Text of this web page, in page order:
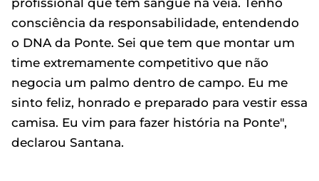
profissional que tem sangue na veia. Tenho
consciência da responsabilidade, entendendo
o DNA da Ponte. Sei que tem que montar um
time extremamente competitivo que não
negocia um palmo dentro de campo. Eu me
sinto feliz, honrado e preparado para vestir essa
camisa. Eu vim para fazer história na Ponte",
declarou Santana.